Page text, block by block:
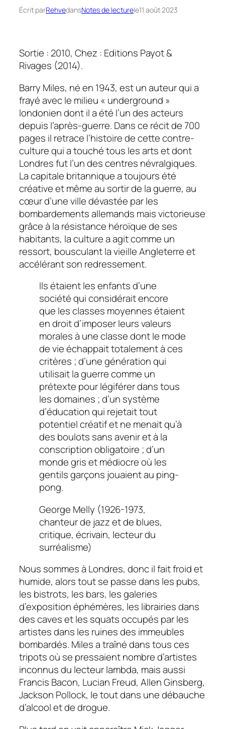
Écrit parRehvedansNotes de lecturele11 août 2023
Sortie : 2010, Chez : Editions Payot &
Rivages (2014).
Barry Miles, né en 1943, est un auteur qui a
frayé avec le milieu « underground »
londonien dont il a été l’un des acteurs
depuis l’après-guerre. Dans ce récit de 700
pages il retrace l’histoire de cette contre-
culture qui a touché tous les arts et dont
Londres fut l’un des centres névralgiques.
La capitale britannique a toujours été
créative et même au sortir de la guerre, au
cœur d’une ville dévastée par les
bombardements allemands mais victorieuse
grâce à la résistance héroïque de ses
habitants, la culture a agit comme un
ressort, bousculant la vieille Angleterre et
accélérant son redressement.
Ils étaient les enfants d’une
société qui considérait encore
que les classes moyennes étaient
en droit d’imposer leurs valeurs
morales à une classe dont le mode
de vie échappait totalement à ces
critères ; d’une génération qui
utilisait la guerre comme un
prétexte pour légiférer dans tous
les domaines ; d’un système
d’éducation qui rejetait tout
potentiel créatif et ne menait qu’à
des boulots sans avenir et à la
conscription obligatoire ; d’un
monde gris et médiocre où les
gentils garçons jouaient au ping-
pong.
George Melly (1926-1973,
chanteur de jazz et de blues,
critique, écrivain, lecteur du
surréalisme)
Nous sommes à Londres, donc il fait froid et
humide, alors tout se passe dans les pubs,
les bistrots, les bars, les galeries
d’exposition éphémères, les librairies dans
des caves et les squats occupés par les
artistes dans les ruines des immeubles
bombardés. Miles a traîné dans tous ces
tripots où se pressaient nombre d’artistes
inconnus du lecteur lambda, mais aussi
Francis Bacon, Lucian Freud, Allen Ginsberg,
Jackson Pollock, le tout dans une débauche
d’alcool et de drogue.